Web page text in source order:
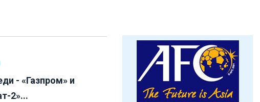
- «Газпром» и
2»...